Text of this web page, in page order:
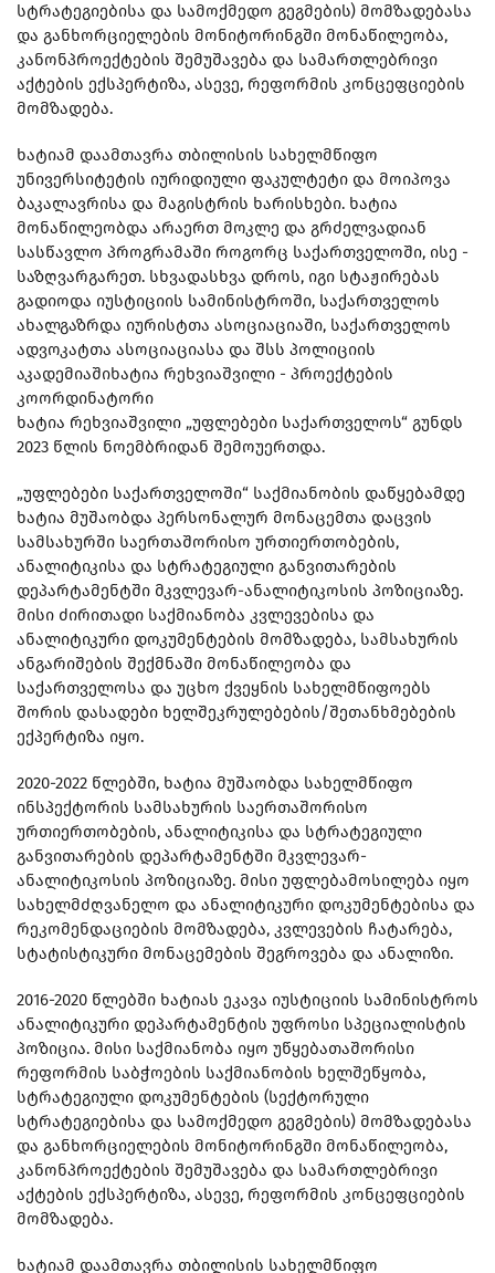
სტრატეგიებისა და სამოქმედო გეგმების) მომზადებასა
და განხორციელების მონიტორინგში მონაწილეობა,
კანონპროექტების შემუშავება და სამართლებრივი
აქტების ექსპერტიზა, ასევე, რეფორმის კონცეფციების
მომზადება.
ხატიამ დაამთავრა თბილისის სახელმწიფო
უნივერსიტეტის იურიდიული ფაკულტეტი და მოიპოვა
ბაკალავრისა და მაგისტრის ხარისხები. ხატია
მონაწილეობდა არაერთ მოკლე და გრძელვადიან
სასწავლო პროგრამაში როგორც საქართველოში, ისე -
საზღვარგარეთ. სხვადასხვა დროს, იგი სტაჟირებას
გადიოდა იუსტიციის სამინისტროში, საქართველოს
ახალგაზრდა იურისტთა ასოციაციაში, საქართველოს
ადვოკატთა ასოციაციასა და შსს პოლიციის
აკადემიაშიხატია რეხვიაშვილი - პროექტების
კოორდინატორი
ხატია რეხვიაშვილი „უფლებები საქართველოს“ გუნდს
2023 წლის ნოემბრიდან შემოუერთდა.
„უფლებები საქართველოში“ საქმიანობის დაწყებამდე
ხატია მუშაობდა პერსონალურ მონაცემთა დაცვის
სამსახურში საერთაშორისო ურთიერთობების,
ანალიტიკისა და სტრატეგიული განვითარების
დეპარტამენტში მკვლევარ-ანალიტიკოსის პოზიციაზე.
მისი ძირითადი საქმიანობა კვლევებისა და
ანალიტიკური დოკუმენტების მომზადება, სამსახურის
ანგარიშების შექმნაში მონაწილეობა და
საქართველოსა და უცხო ქვეყნის სახელმწიფოებს
შორის დასადები ხელშეკრულებების/შეთანხმებების
ექპერტიზა იყო.
2020-2022 წლებში, ხატია მუშაობდა სახელმწიფო
ინსპექტორის სამსახურის საერთაშორისო
ურთიერთობების, ანალიტიკისა და სტრატეგიული
განვითარების დეპარტამენტში მკვლევარ-
ანალიტიკოსის პოზიციაზე. მისი უფლებამოსილება იყო
სახელმძღვანელო და ანალიტიკური დოკუმენტებისა და
რეკომენდაციების მომზადება, კვლევების ჩატარება,
სტატისტიკური მონაცემების შეგროვება და ანალიზი.
2016-2020 წლებში ხატიას ეკავა იუსტიციის სამინისტროს
ანალიტიკური დეპარტამენტის უფროსი სპეციალისტის
პოზიცია. მისი საქმიანობა იყო უწყებათაშორისი
რეფორმის საბჭოების საქმიანობის ხელშეწყობა,
სტრატეგიული დოკუმენტების (სექტორული
სტრატეგიებისა და სამოქმედო გეგმების) მომზადებასა
და განხორციელების მონიტორინგში მონაწილეობა,
კანონპროექტების შემუშავება და სამართლებრივი
აქტების ექსპერტიზა, ასევე, რეფორმის კონცეფციების
მომზადება.
ხატიამ დაამთავრა თბილისის სახელმწიფო